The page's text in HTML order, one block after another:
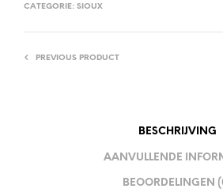
CATEGORIE: SIOUX
PREVIOUS PRODUCT
BESCHRIJVING
AANVULLENDE
BEOORDELINGEN